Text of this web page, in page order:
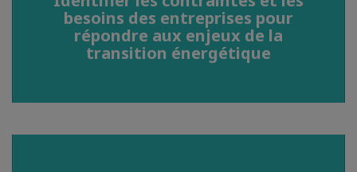
besoins des entreprises pour
répondre aux enjeux de la
transition énergétique